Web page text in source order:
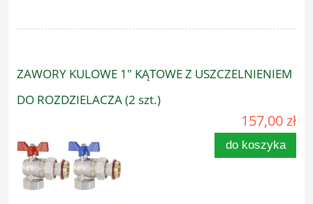
ZAWORY KULOWE 1" KĄTOWE Z USZCZELNIENIEM
DO ROZDZIELACZA (2 szt.)
157,00 zł
do koszyka